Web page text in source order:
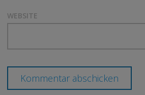
WEBSITE